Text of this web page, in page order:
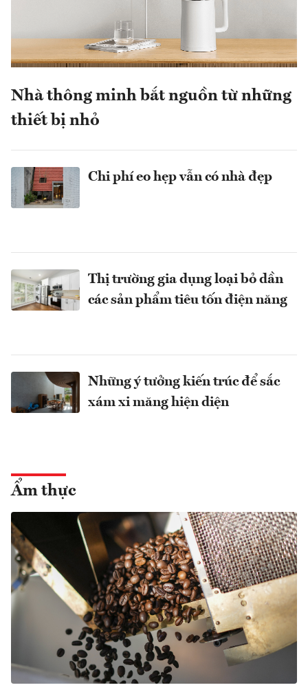
Nhà thông minh bắt nguồn từ những
thiết bị nhỏ
Chi phí eo hẹp vẫn có nhà đẹp
Thị trường gia dụng loại bỏ dần
các sản phẩm tiêu tốn điện năng
Những ý tưởng kiến trúc để sắc
xám xi măng hiện diện
Ẩm thực